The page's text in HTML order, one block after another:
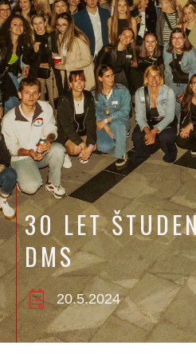
30 LET
DMS
20.5.2024